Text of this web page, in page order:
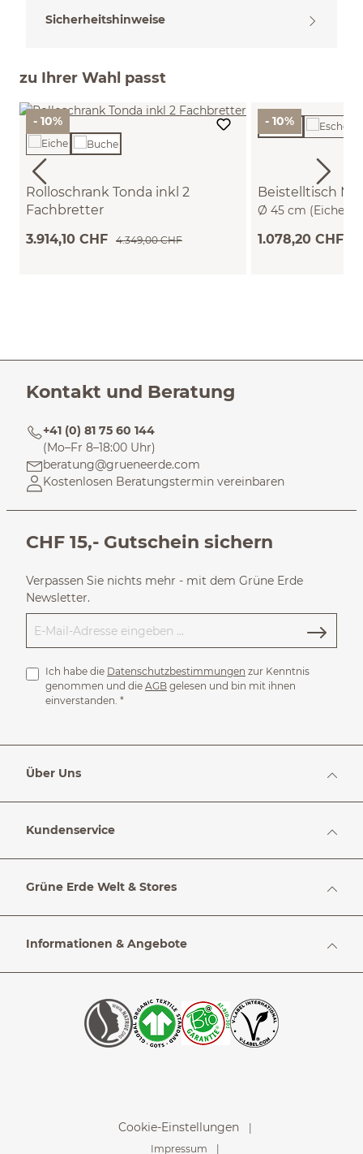
Sicherheitshinweise
zu Ihrer Wahl passt
- 10%
Rolloschrank Tonda inkl 2
Fachbretter
3.914,10 CHF 4.349,00 CHF
- 10%
Beistelltisch
Ø 45 cm (Eiche)
1.078,20 CHF
Kontakt und Beratung
+41 (0) 81 75 60 144
(Mo–Fr 8–18:00 Uhr)
beratung@grueneerde.com
Kostenlosen Beratungstermin vereinbaren
CHF 15,- Gutschein sichern
Verpassen Sie nichts mehr - mit dem Grüne Erde
Newsletter.
Ich habe die Datenschutzbestimmungen zur Kenntnis
genommen und die AGB gelesen und bin mit ihnen
einverstanden. *
Über Uns
Kundenservice
Grüne Erde Welt & Stores
Informationen & Angebote
Cookie-Einstellungen
Impressum